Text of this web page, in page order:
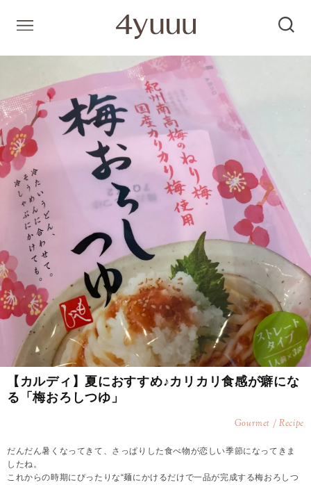
【カルディ】夏におすすめ♪カリカリ食感が癖にな
る「梅おろしつゆ」
Gourmet / Recipe
だんだん暑くなってきて、さっぱりした食べ物が恋しい季節になってきま
したね。
これからの時期にぴったりな“麺にかけるだけで一品が完成する梅おろしつ